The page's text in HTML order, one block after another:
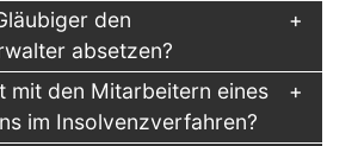
den
absetzen?
mit den Mitarbeitern eines
im Insolvenzverfahren?